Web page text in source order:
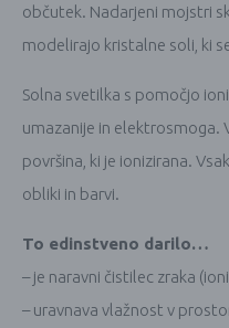
občutek. Nadarjeni mojstri
modelirajo kristalne soli, ki
Solna svetilka s pomočjo
umazanije in elektrosmoga.
površina, ki je ionizirana.
obliki in barvi.
To edinstveno darilo…
– je naravni čistilec zraka
– uravnava vlažnost v